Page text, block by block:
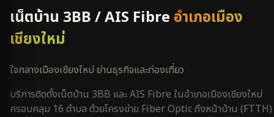
เน็ตบ้าน 3BB / AIS Fibre อำเภอเมือง
เชียงใหม่
ใจกลางเมืองเชียงใหม่ ย่านธุรกิจและท่องเที่ยว
บริการติดตั้งเน็ตบ้าน 3BB และ AIS Fibre ในอำเภอเมืองเชียงใหม่
ครอบคลุม 16 ตำบล ด้วยโครงข่าย Fiber Optic ถึงหน้าบ้าน (FTTH)